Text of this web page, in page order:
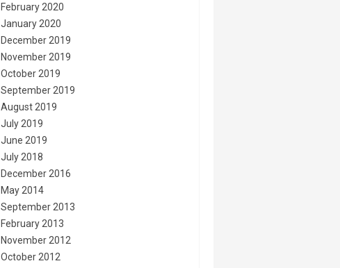
February 2020
January 2020
December 2019
November 2019
October 2019
September 2019
August 2019
July 2019
June 2019
July 2018
December 2016
May 2014
September 2013
February 2013
November 2012
October 2012